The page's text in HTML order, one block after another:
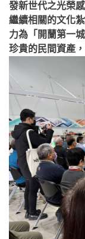
發新世代之光榮
繼續相關的文化
力為「開蘭第一
珍貴的民間資產